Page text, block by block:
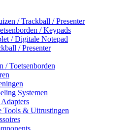
/ Trackball / Presenter
/ Keypads
/ Digitale Notepad
/ Presenter
/ Toetsenborden
Systemen
Tools & Uitrustingen